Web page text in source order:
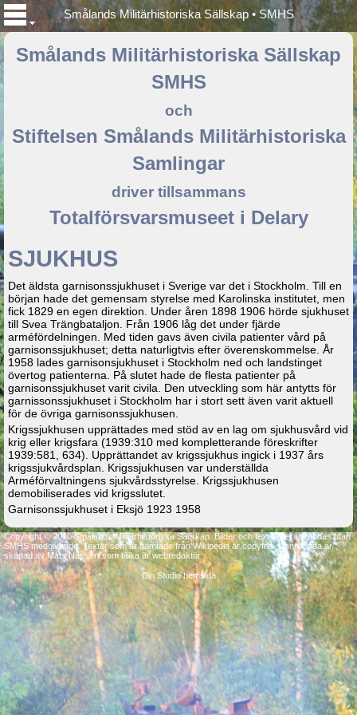
Smålands Militärhistoriska Sällskap • SMHS
Smålands Militärhistoriska Sällskap
SMHS
och
Stiftelsen Smålands Militärhistoriska
Samlingar
driver tillsammans
Totalförsvarsmuseet i Delary
SJUKHUS
Det äldsta garnisonssjukhuset i Sverige var det i Stockholm. Till en
början hade det gemensam styrelse med Karolinska institutet, men
fick 1829 en egen direktion. Under åren 1898 1906 hörde sjukhuset
till Svea Trängbataljon. Från 1906 låg det under fjärde
arméfördelningen. Med tiden gavs även civila patienter vård på
garnisonssjukhuset; detta naturligtvis efter överenskommelse. År
1958 lades garnisonsjukhuset i Stockholm ned och landstinget
övertog patienterna. På slutet hade de flesta patienter på
garnisonssjukhuset varit civila. Den utveckling som här antytts för
garnissonssjukhuset i Stockholm har i stort sett även varit aktuell
för de övriga garnisonssjukhusen.
Krigssjukhusen upprättades med stöd av en lag om sjukhusvård vid
krig eller krigsfara (1939:310 med kompletterande föreskrifter
1939:581, 634). Upprättandet av krigssjukhus ingick i 1937 års
krigssjukvårdsplan. Krigssjukhusen var underställda
Arméförvaltningens sjukvårdsstyrelse. Krigssjukhusen
demobiliserades vid krigsslutet.
Garnisonssjukhuset i Eksjö 1923 1958
Copyright © 2010 Smålands Militärhistoriska Sällskap. Bilder och text får ej användas utan
SMHS medgivande. Texter som är hämtade från Wikipedia är copyfria. Denna sida är
skapad av Mats Nässert som tillika är webredaktör.
Din Studio hemsida